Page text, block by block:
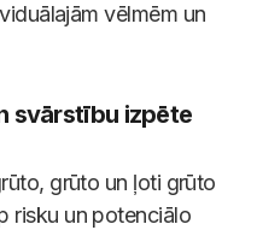
vēlmēm un
svārstību izpēte
grūto un ļoti grūto
risku un potenciālo